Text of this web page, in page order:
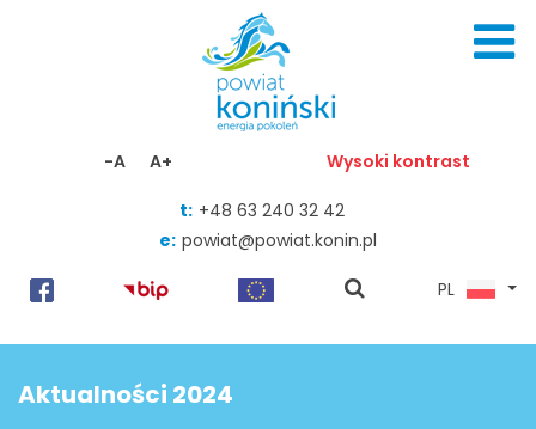
-A A+ Wysoki kontrast
t: +48 63 240 32 42
e: powiat@powiat.konin.pl
pokaż
PL
Aktualności 2024